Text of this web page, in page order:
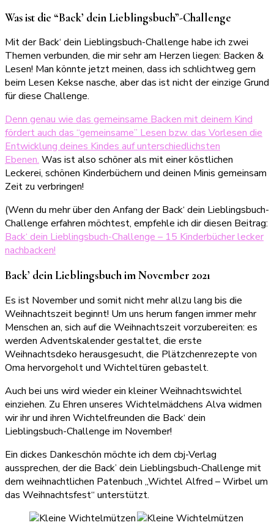
Was ist die “Back’ dein Lieblingsbuch”-Challenge
Mit der Back‘ dein Lieblingsbuch-Challenge habe ich zwei
Themen verbunden, die mir sehr am Herzen liegen: Backen &
Lesen! Man könnte jetzt meinen, dass ich schlichtweg gern
beim Lesen Kekse nasche, aber das ist nicht der einzige Grund
für diese Challenge.
Denn genau wie das gemeinsame Backen mit deinem Kind
fördert auch das “gemeinsame” Lesen bzw. das Vorlesen die
Entwicklung deines Kindes auf unterschiedlichsten
Ebenen.Was ist also schöner als mit einer köstlichen
Leckerei, schönen Kinderbüchern und deinen Minis gemeinsam
Zeit zu verbringen!
(Wenn du mehr über den Anfang der Back‘ dein Lieblingsbuch-
Challenge erfahren möchtest, empfehle ich dir diesen Beitrag:
Back‘ dein Lieblingsbuch-Challenge – 15 Kinderbücher lecker
nachbacken!
Back’ dein Lieblingsbuch im November 2021
Es ist November und somit nicht mehr allzu lang bis die
Weihnachtszeit beginnt! Um uns herum fangen immer mehr
Menschen an, sich auf die Weihnachtszeit vorzubereiten: es
werden Adventskalender gestaltet, die erste
Weihnachtsdeko herausgesucht, die Plätzchenrezepte von
Oma hervorgeholt und Wichteltüren gebastelt.
Auch bei uns wird wieder ein kleiner Weihnachtswichtel
einziehen. Zu Ehren unseres Wichtelmädchens Alva widmen
wir ihr und ihren Wichtelfreunden die Back‘ dein
Lieblingsbuch-Challenge im November!
Ein dickes Dankeschön möchte ich dem cbj-Verlag
aussprechen, der die Back’ dein Lieblingsbuch-Challenge mit
dem weihnachtlichen Patenbuch „Wichtel Alfred – Wirbel um
das Weihnachtsfest“ unterstützt.